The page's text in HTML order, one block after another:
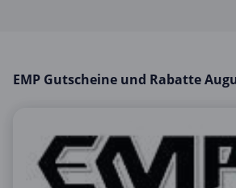
Sport & Freizeit
EMP Gutscheine und Rabatte